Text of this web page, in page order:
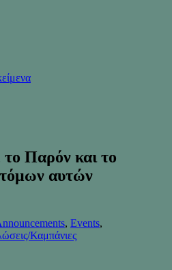
το Παρόν και το
αυτών
, Events,
Καμπάνιες